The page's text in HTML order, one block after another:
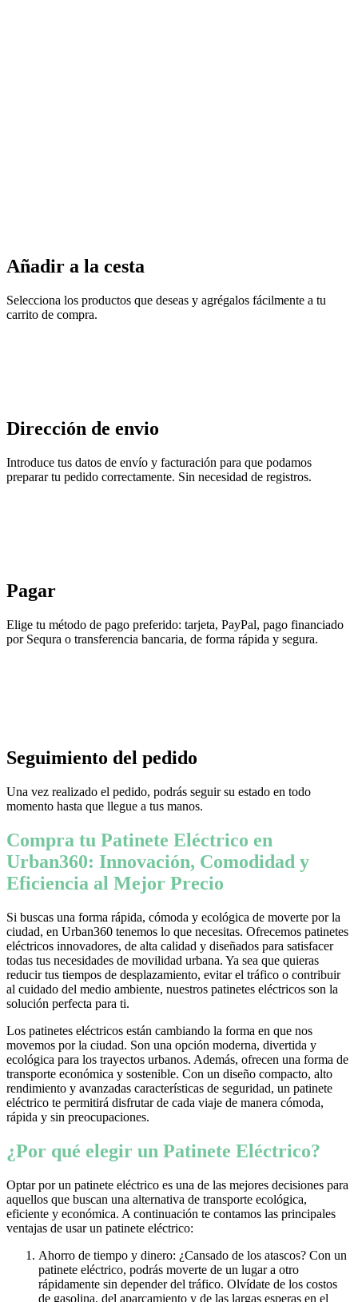
Añadir a la cesta
Selecciona los productos que deseas y agrégalos fácilmente a tu
carrito de compra.
Dirección de envio
Introduce tus datos de envío y facturación para que podamos
preparar tu pedido correctamente. Sin necesidad de registros.
Pagar
Elige tu método de pago preferido: tarjeta, PayPal, pago financiado
por Sequra o transferencia bancaria, de forma rápida y segura.
Seguimiento del pedido
Una vez realizado el pedido, podrás seguir su estado en todo
momento hasta que llegue a tus manos.
Compra tu Patinete Eléctrico en
Urban360: Innovación, Comodidad y
Eficiencia al Mejor Precio
Si buscas una forma rápida, cómoda y ecológica de moverte por la
ciudad, en Urban360 tenemos lo que necesitas. Ofrecemos patinetes
eléctricos innovadores, de alta calidad y diseñados para satisfacer
todas tus necesidades de movilidad urbana. Ya sea que quieras
reducir tus tiempos de desplazamiento, evitar el tráfico o contribuir
al cuidado del medio ambiente, nuestros patinetes eléctricos son la
solución perfecta para ti.
Los patinetes eléctricos están cambiando la forma en que nos
movemos por la ciudad. Son una opción moderna, divertida y
ecológica para los trayectos urbanos. Además, ofrecen una forma de
transporte económica y sostenible. Con un diseño compacto, alto
rendimiento y avanzadas características de seguridad, un patinete
eléctrico te permitirá disfrutar de cada viaje de manera cómoda,
rápida y sin preocupaciones.
¿Por qué elegir un Patinete Eléctrico?
Optar por un patinete eléctrico es una de las mejores decisiones para
aquellos que buscan una alternativa de transporte ecológica,
eficiente y económica. A continuación te contamos las principales
ventajas de usar un patinete eléctrico:
Ahorro de tiempo y dinero: ¿Cansado de los atascos? Con un
patinete eléctrico, podrás moverte de un lugar a otro
rápidamente sin depender del tráfico. Olvídate de los costos
de gasolina, del aparcamiento y de las largas esperas en el